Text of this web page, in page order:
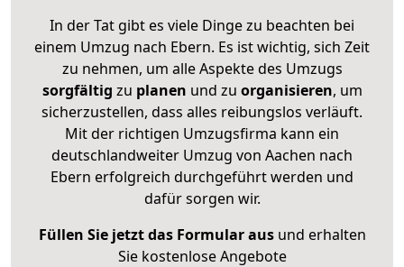
In der Tat gibt es viele Dinge zu beachten bei
einem Umzug nach Ebern. Es ist wichtig, sich Zeit
zu nehmen, um alle Aspekte des Umzugs
sorgfältig zu planen und zu organisieren, um
sicherzustellen, dass alles reibungslos verläuft.
Mit der richtigen Umzugsfirma kann ein
deutschlandweiter Umzug von Aachen nach
Ebern erfolgreich durchgeführt werden und
dafür sorgen wir.
Füllen Sie jetzt das Formular ausund erhalten
Sie kostenlose Angebote